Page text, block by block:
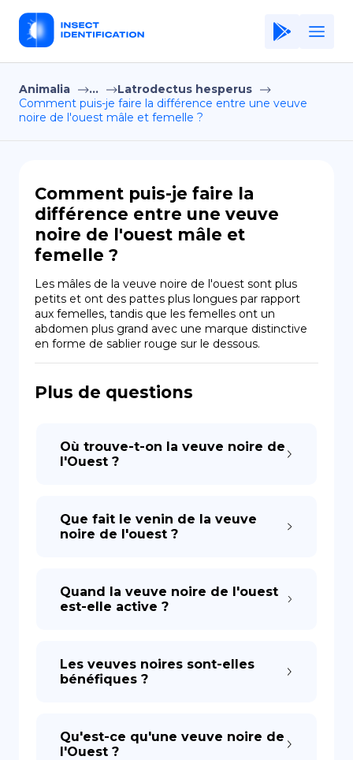
Home
Application
Privacy Policy
FR
EN
ES
DE
Animalia ...
Latrodectus hesperus
Comment puis-je faire la différence entre une veuve
noire de l'ouest mâle et femelle ?
Comment puis-je faire la
différence entre une veuve
noire de l'ouest mâle et
femelle ?
Les mâles de la veuve noire de l'ouest sont plus
petits et ont des pattes plus longues par rapport
aux femelles, tandis que les femelles ont un
abdomen plus grand avec une marque distinctive
en forme de sablier rouge sur le dessous.
Plus de questions
Où trouve-t-on la veuve noire de
l'Ouest ?
Que fait le venin de la veuve
noire de l'ouest ?
Quand la veuve noire de l'ouest
est-elle active ?
Les veuves noires sont-elles
bénéfiques ?
Qu'est-ce qu'une veuve noire de
l'Ouest ?